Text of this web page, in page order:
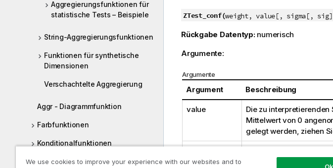
Aggregierungsfunktionen für
statistische Tests – Beispiele
String-Aggregierungsfunktionen
Funktionen für synthetische
Dimensionen
Verschachtelte Aggregierung
Aggr - Diagrammfunktion
Farbfunktionen
Konditionalfunktionen
Counter-Funktionen
ZTest_conf(weight, value[, sigma[,
Rückgabe Datentyp: numerisch
Argumente:
Argumente
Argument Beschreibung
value
Die zu interpretierenden
Mittelwert von 0
gelegt werden, ziehen
Gewichtung einmal
We use cookies to improve your experience with our websites and to